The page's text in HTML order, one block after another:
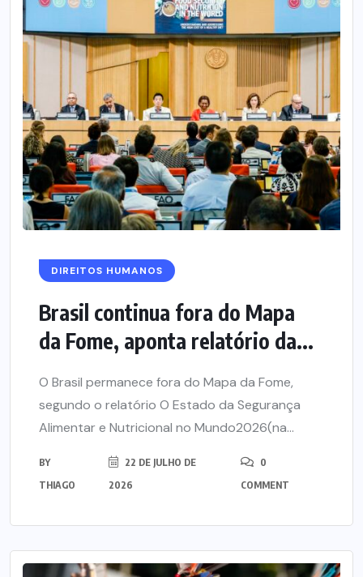
DIREITOS HUMANOS
Brasil continua fora do Mapa
da Fome, aponta relatório da...
O Brasil permanece fora do Mapa da Fome,
segundo o relatório O Estado da Segurança
Alimentar e Nutricional no Mundo2026(na...
BY
THIAGO
22 DE JULHO DE
2026
0
COMMENT